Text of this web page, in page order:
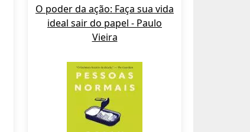
O poder da ação: Faça sua vida
ideal sair do papel - Paulo
Vieira